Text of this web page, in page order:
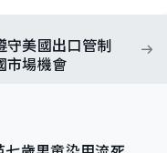
守美國出口管制
市場機會